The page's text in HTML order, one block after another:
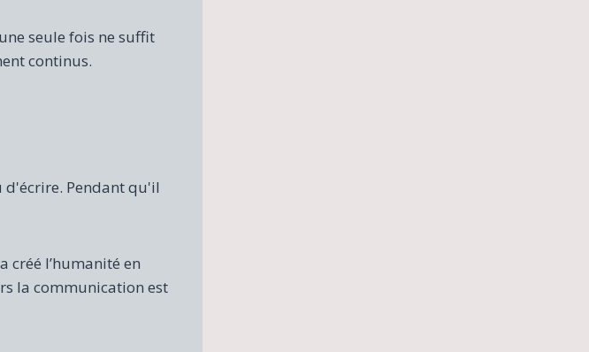
seule fois ne suffit
continus.
Pendant qu'il
créé l’humanité en
la communication est